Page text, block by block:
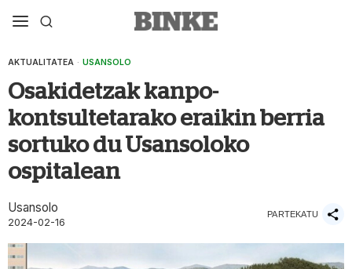
AKTUALITATEA · USANSOLO
Osakidetzak kanpo-
kontsultetarako eraikin berria
sortuko du Usansoloko
ospitalean
Usansolo
2024-02-16
PARTEKATU